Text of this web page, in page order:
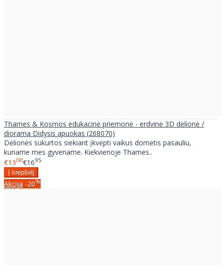
Thames & Kosmos edukacinė priemonė - erdvinė 3D dėlionė /
diorama Didysis apuokas (268070)
Dėlionės sukurtos siekiant įkvėpti vaikus domėtis pasauliu,
kuriame mes gyvename. Kiekvienoje Thames..
€1300€1695
Akcija -20%